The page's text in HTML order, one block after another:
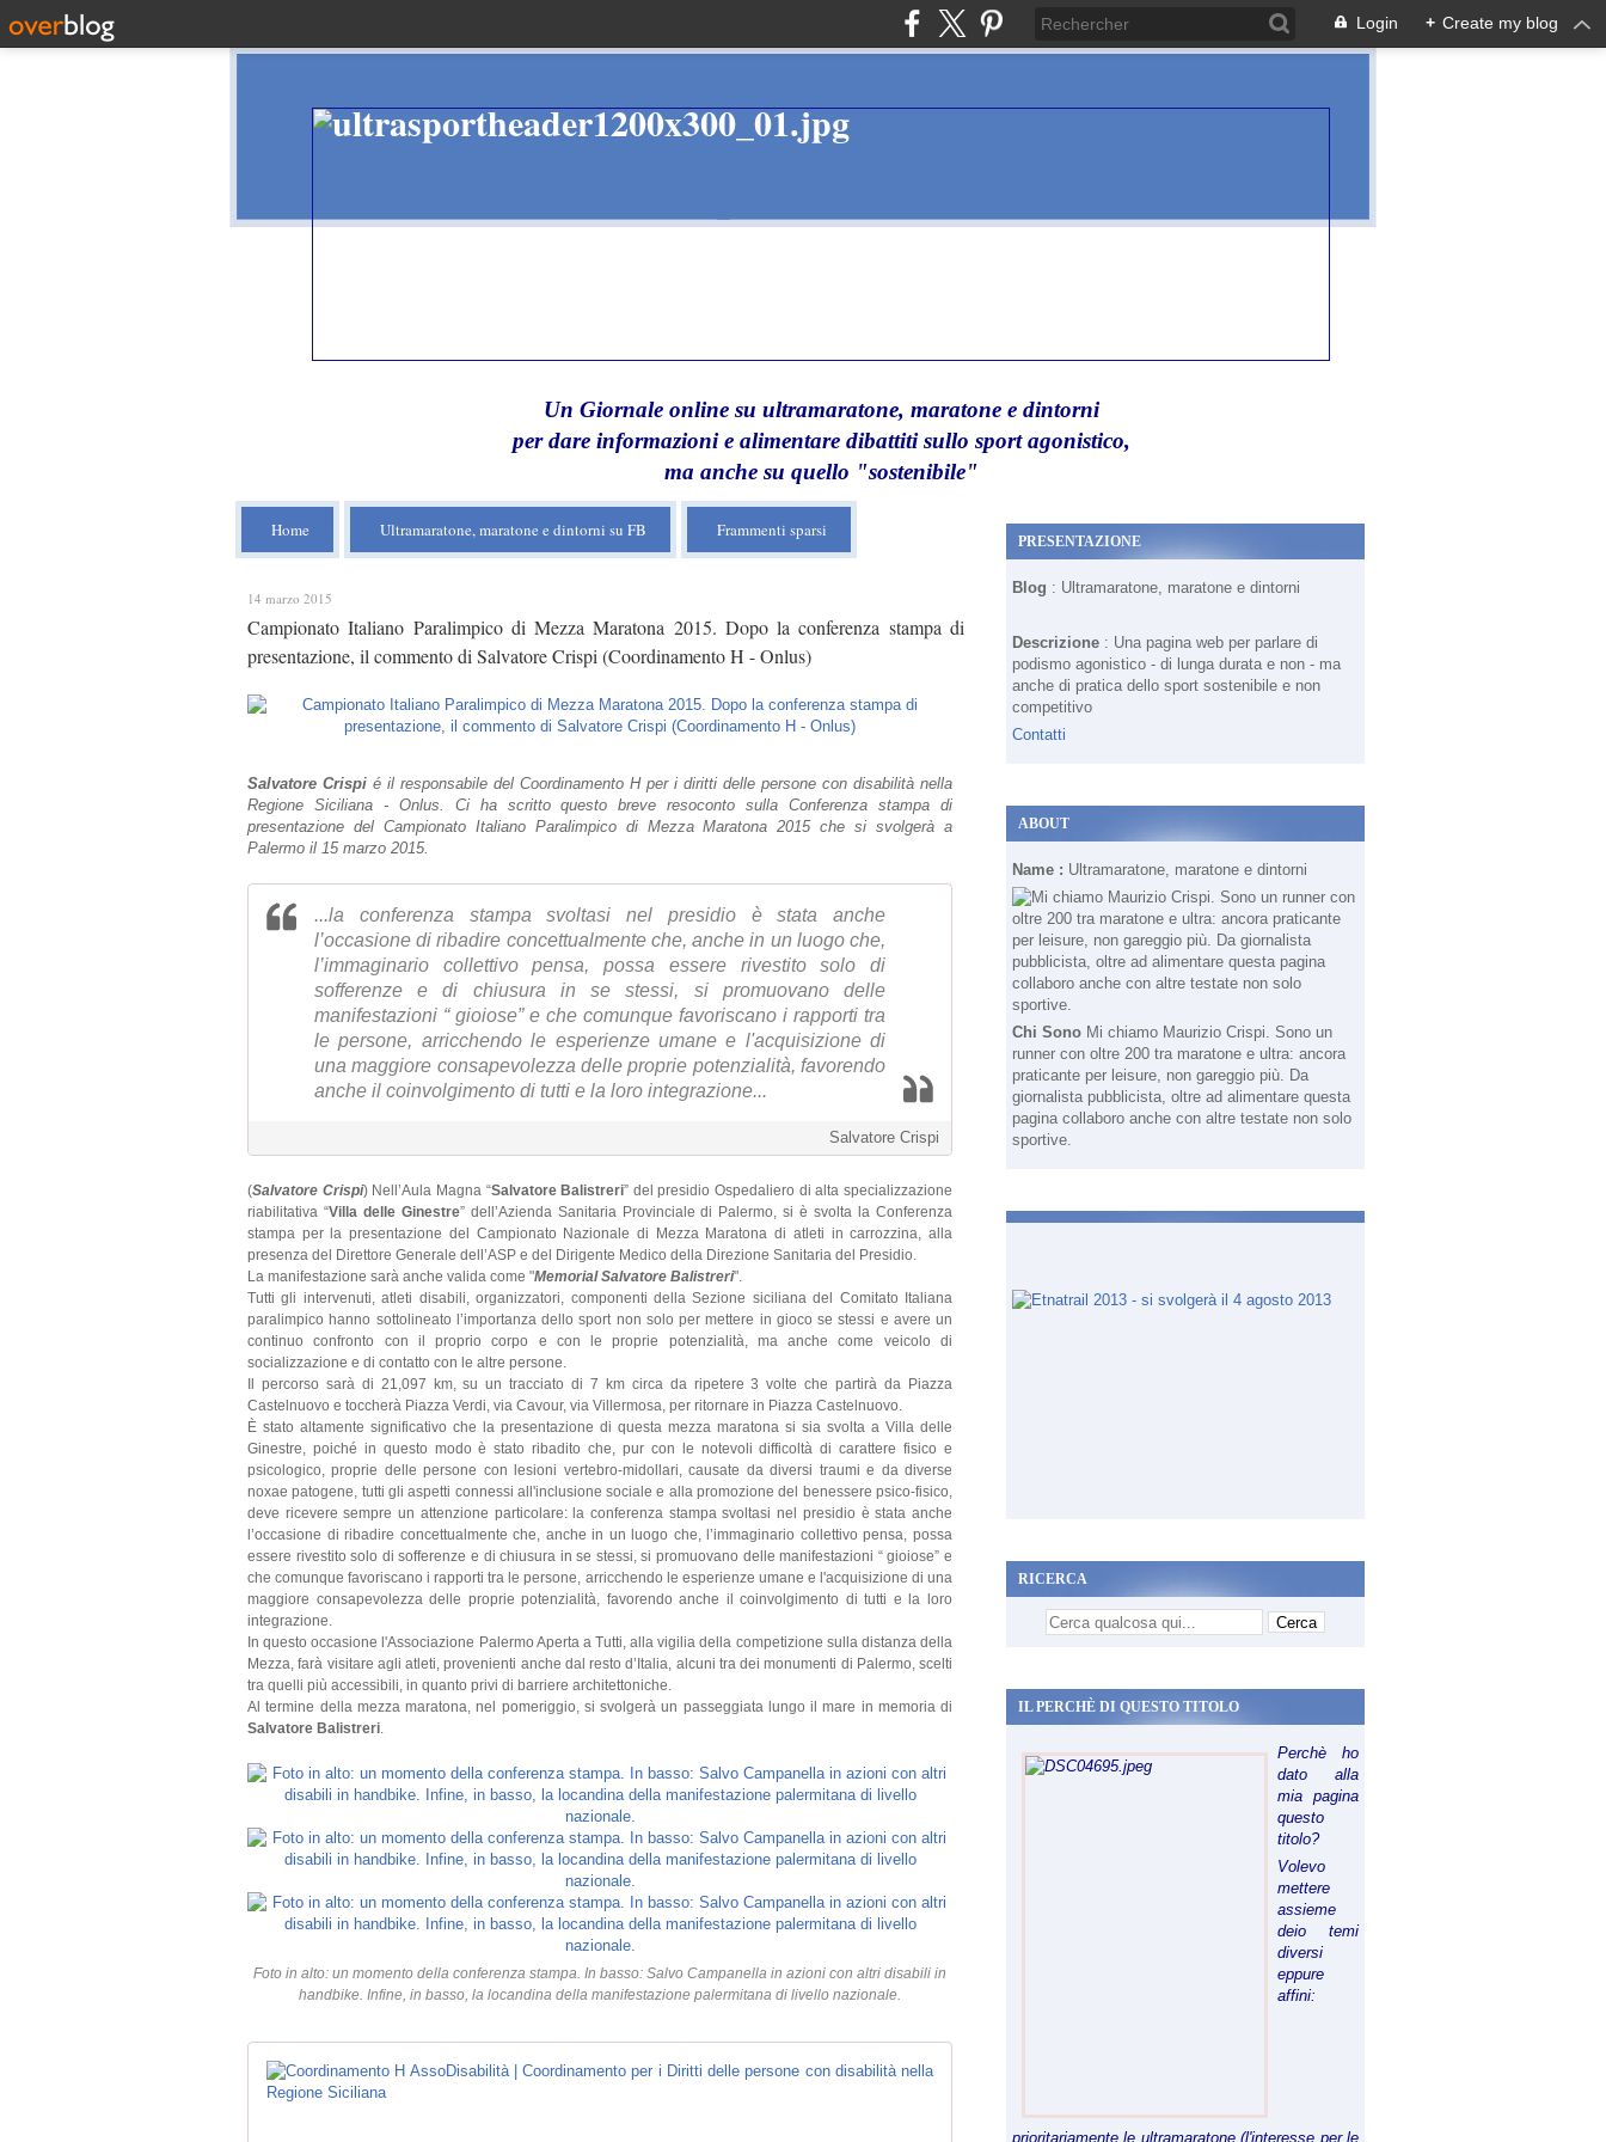
Login + Create my blog
Un Giornale online su ultramaratone, maratone e dintorni
per dare informazioni e alimentare dibattiti sullo sport agonistico,
ma anche su quello "sostenibile"
Home Ultramaratone, maratone e dintorni su FB Frammenti sparsi
14 marzo 2015
Campionato Italiano Paralimpico di Mezza Maratona 2015. Dopo la conferenza stampa di
presentazione, il commento di Salvatore Crispi (Coordinamento H - Onlus)
Salvatore Crispi é il responsabile del Coordinamento H per i diritti delle persone con disabilità nella
Regione Siciliana - Onlus. Ci ha scritto questo breve resoconto sulla Conferenza stampa di
presentazione del Campionato Italiano Paralimpico di Mezza Maratona 2015 che si svolgerà a
Palermo il 15 marzo 2015.
...la conferenza stampa svoltasi nel presidio è stata anche
l’occasione di ribadire concettualmente che, anche in un luogo che,
l’immaginario collettivo pensa, possa essere rivestito solo di
sofferenze e di chiusura in se stessi, si promuovano delle
manifestazioni “ gioiose” e che comunque favoriscano i rapporti tra
le persone, arricchendo le esperienze umane e l'acquisizione di
una maggiore consapevolezza delle proprie potenzialità, favorendo
anche il coinvolgimento di tutti e la loro integrazione...
Salvatore Crispi
(Salvatore Crispi) Nell’Aula Magna “Salvatore Balistreri” del presidio Ospedaliero di alta specializzazione
riabilitativa “Villa delle Ginestre” dell’Azienda Sanitaria Provinciale di Palermo, si è svolta la Conferenza
stampa per la presentazione del Campionato Nazionale di Mezza Maratona di atleti in carrozzina, alla
presenza del Direttore Generale dell’ASP e del Dirigente Medico della Direzione Sanitaria del Presidio.
La manifestazione sarà anche valida come "Memorial Salvatore Balistreri".
Tutti gli intervenuti, atleti disabili, organizzatori, componenti della Sezione siciliana del Comitato Italiana
paralimpico hanno sottolineato l’importanza dello sport non solo per mettere in gioco se stessi e avere un
continuo confronto con il proprio corpo e con le proprie potenzialità, ma anche come veicolo di
socializzazione e di contatto con le altre persone.
Il percorso sarà di 21,097 km, su un tracciato di 7 km circa da ripetere 3 volte che partirà da Piazza
Castelnuovo e toccherà Piazza Verdi, via Cavour, via Villermosa, per ritornare in Piazza Castelnuovo.
È stato altamente significativo che la presentazione di questa mezza maratona si sia svolta a Villa delle
Ginestre, poiché in questo modo è stato ribadito che, pur con le notevoli difficoltà di carattere fisico e
psicologico, proprie delle persone con lesioni vertebro-midollari, causate da diversi traumi e da diverse
noxae patogene, tutti gli aspetti connessi all'inclusione sociale e alla promozione del benessere psico-fisico,
deve ricevere sempre un attenzione particolare: la conferenza stampa svoltasi nel presidio è stata anche
l’occasione di ribadire concettualmente che, anche in un luogo che, l’immaginario collettivo pensa, possa
essere rivestito solo di sofferenze e di chiusura in se stessi, si promuovano delle manifestazioni “ gioiose” e
che comunque favoriscano i rapporti tra le persone, arricchendo le esperienze umane e l'acquisizione di una
maggiore consapevolezza delle proprie potenzialità, favorendo anche il coinvolgimento di tutti e la loro
integrazione.
In questo occasione l'Associazione Palermo Aperta a Tutti, alla vigilia della competizione sulla distanza della
Mezza, farà visitare agli atleti, provenienti anche dal resto d’Italia, alcuni tra dei monumenti di Palermo, scelti
tra quelli più accessibili, in quanto privi di barriere architettoniche.
Al termine della mezza maratona, nel pomeriggio, si svolgerà un passeggiata lungo il mare in memoria di
Salvatore Balistreri.
Foto in alto: un momento della conferenza stampa. In basso: Salvo Campanella in azioni con altri disabili in
handbike. Infine, in basso, la locandina della manifestazione palermitana di livello nazionale.
PRESENTAZIONE
Blog : Ultramaratone, maratone e dintorni
Descrizione : Una pagina web per parlare di
podismo agonistico - di lunga durata e non - ma
anche di pratica dello sport sostenibile e non
competitivo
Contatti
ABOUT
Name : Ultramaratone, maratone e dintorni
Chi Sono Mi chiamo Maurizio Crispi. Sono un
runner con oltre 200 tra maratone e ultra: ancora
praticante per leisure, non gareggio più. Da
giornalista pubblicista, oltre ad alimentare questa
pagina collaboro anche con altre testate non solo
sportive.
RICERCA
IL PERCHÈ DI QUESTO TITOLO
Perchè ho
dato alla
mia pagina
questo
titolo?
Volevo
mettere
assieme
deio temi
diversi
eppure
affini:
prioritariamente le ultramaratone (l'interesse per le